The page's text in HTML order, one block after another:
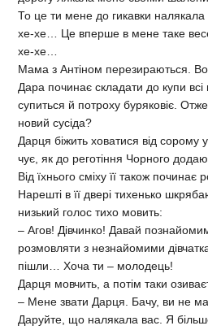
То це ти мене до гикавки налякала
хе-хе… Це вперше в мене таке
хе-хе…
Мама з Антіном перезираються.
Дара починає складати до купи всі
супиться й потроху буряковіє.
новий сусіда?
Дарця біжить ховатися від сорому
чує, як до реготіння Чорного
Від їхнього сміху її також починає
Нарешті в її двері тихенько
низький голос тихо мовить:
– Агов! Дівчинко! Давай
розмовляти з незнайомими
пішли… Хоча ти – молодець!
Дарця мовчить, а потім таки
– Мене звати Дарця. Бачу, ви не
Даруйте, що налякала вас. Я